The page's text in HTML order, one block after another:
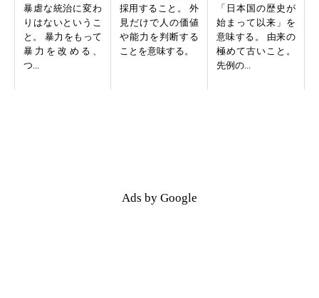
暴虐な統治に変わ
りはないというこ
と。 暴力をもって
暴力を改める、
つ...
採用すること。 外
見だけで人の価値
や能力を判断する
ことを意味する。
「日本国の歴史が
始まって以来」を
意味する。 由来の
極めて古いこと。
先例の...
Ads by Google